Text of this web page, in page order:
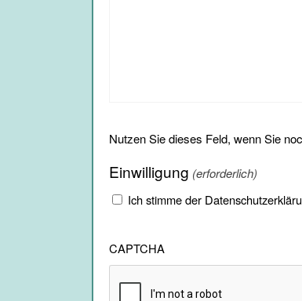
Nutzen Sie dieses Feld, wenn Sie
Einwilligung (erforderlich)
Ich stimme der
CAPTCHA